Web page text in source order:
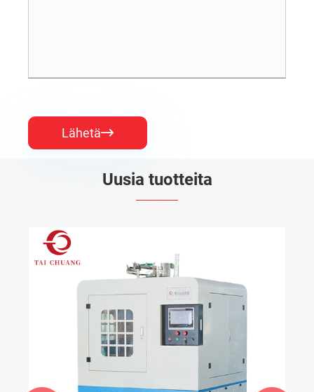
Lähetä
Uusia tuotteita